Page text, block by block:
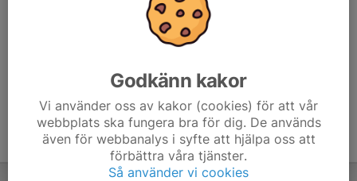
Godkänn kakor
Vi använder oss av kakor (cookies) för att vår
webbplats ska fungera bra för dig. De används
även för webbanalys i syfte att hjälpa oss att
förbättra våra tjänster.
Så använder vi cookies